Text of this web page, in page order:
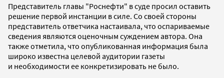
Представитель главы "Роснефти" в суде просил оставить
решение первой инстанции в силе. Со своей стороны
представитель ответчика настаивала, что оспариваемые
сведения являются оценочным суждением автора. Она
также отметила, что опубликованная информация была
широко известна целевой аудитории газеты
и необходимости ее конкретизировать не было.